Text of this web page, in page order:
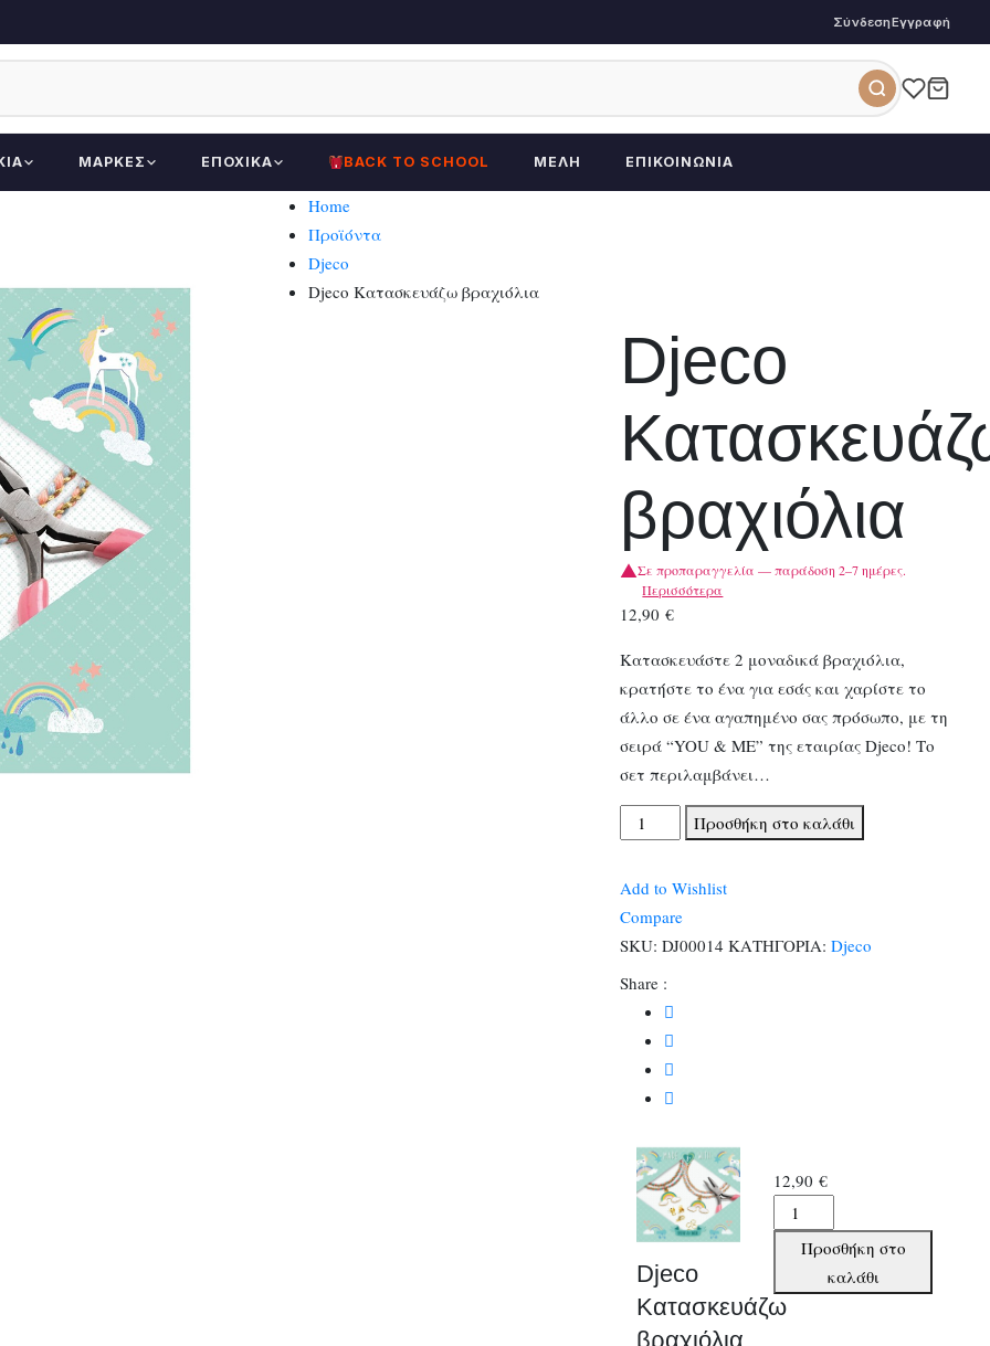
ΣύνδεσηΕγγραφή
ΜΆΡΚΕΣ ΕΠΟΧΙΚΆ BACK TO SCHOOL ΜΈΛΗ ΕΠΙΚΟΙΝΩΝΊΑ
Home
Προϊόντα
Djeco
Djeco Κατασκευάζω βραχιόλια
Djeco
βραχιόλια
Σε προπαραγγελία — παράδοση 2–7 ημέρες.
Περισσότερα
12,90€
Κατασκευάστε 2 μοναδικά βραχιόλια,
κρατήστε το ένα για εσάς και χαρίστε το
άλλο σε ένα αγαπημένο σας πρόσωπο, με τη
σειρά “YOU & ME” της εταιρίας Djeco! Το
σετ περιλαμβάνει…
Djeco
Κατασκευάζω
Προσθήκη στο καλάθι
Add to Wishlist
Compare
SKU: DJ00014 ΚΑΤΗΓΟΡΙΑ: Djeco
Share :
Djeco
Κατασκευάζω
βραχιόλια
12,90€
Djeco
Κατασκευάζω
ποσότητα
Προσθήκη στο
καλάθι